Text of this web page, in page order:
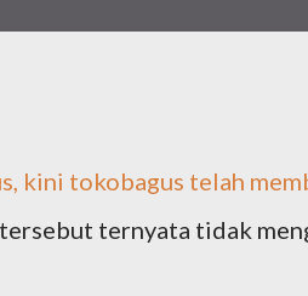
kini tokobagus teIah
ternyata tidak